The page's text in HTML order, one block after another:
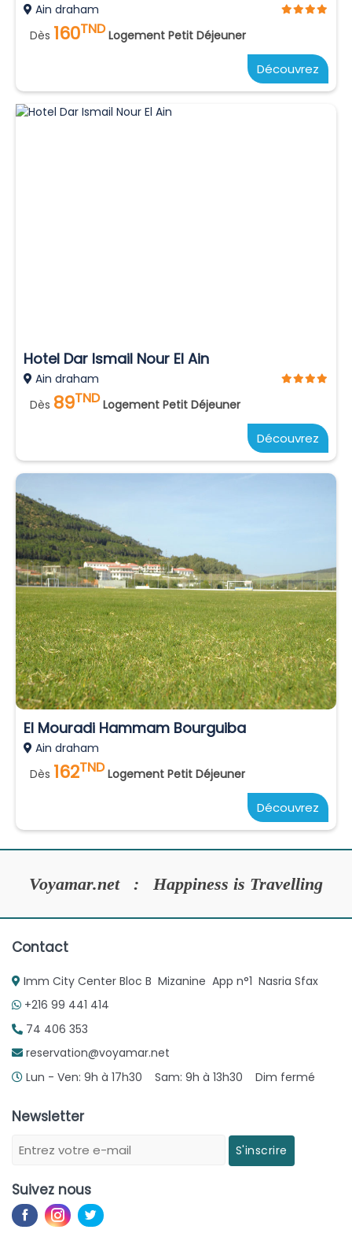
Ain draham
Dès 160TND Logement Petit Déjeuner
Découvrez
Hotel Dar Ismail Nour El Ain
Ain draham
Dès 89TND Logement Petit Déjeuner
Découvrez
El Mouradi Hammam Bourguiba
Ain draham
Dès 162TND Logement Petit Déjeuner
Découvrez
Voyamar.net : Happiness is Travelling
Contact
Imm City Center Bloc B Mizanine App n°1 Nasria Sfax
+216 99 441 414
74 406 353
reservation@voyamar.net
Lun - Ven: 9h à 17h30 Sam: 9h à 13h30 Dim fermé
Newsletter
S'inscrire
Suivez nous